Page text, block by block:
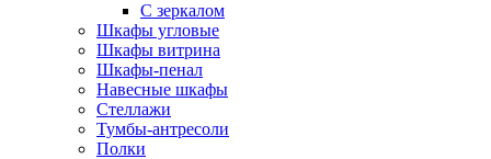
С зеркалом
Шкафы угловые
Шкафы витрина
Шкафы-пенал
Навесные шкафы
Стеллажи
Тумбы-антресоли
Полки